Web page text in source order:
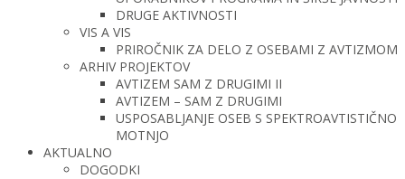
DRUGE AKTIVNOSTI
VIS A VIS
PRIROČNIK ZA DELO Z OSEBAMI Z AVTIZMOM
ARHIV PROJEKTOV
AVTIZEM SAM Z DRUGIMI II
AVTIZEM – SAM Z DRUGIMI
USPOSABLJANJE OSEB S SPEKTROAVTISTIČNO
MOTNJO
AKTUALNO
DOGODKI